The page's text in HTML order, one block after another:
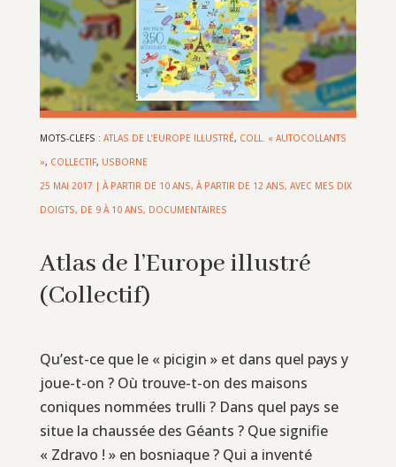
MOTS-CLEFS : ATLAS DE L’EUROPE ILLUSTRÉ, COLL. « AUTOCOLLANTS
», COLLECTIF, USBORNE
25 MAI 2017 | À PARTIR DE 10 ANS, À PARTIR DE 12 ANS, AVEC MES DIX
DOIGTS, DE 9 À 10 ANS, DOCUMENTAIRES
Atlas de l’Europe illustré
(Collectif)
Qu’est-ce que le « picigin » et dans quel pays y
joue-t-on ? Où trouve-t-on des maisons
coniques nommées trulli ? Dans quel pays se
situe la chaussée des Géants ? Que signifie
« Zdravo ! » en bosniaque ? Qui a inventé